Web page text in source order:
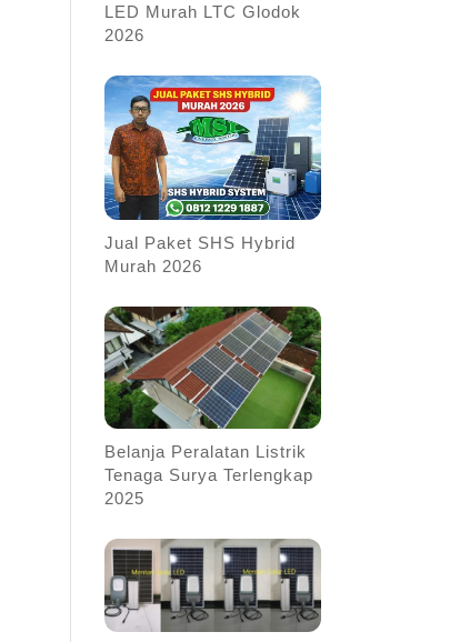
LED Murah LTC Glodok
2026
Jual Paket SHS Hybrid
Murah 2026
Belanja Peralatan Listrik
Tenaga Surya Terlengkap
2025